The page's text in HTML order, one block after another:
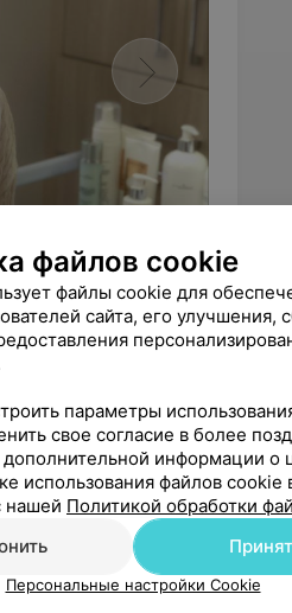
ул. Кольцова, 37
файлов cookie
файлы cookie для
сайта, его улучшения,
параметры
свое согласие в более
информации о
использования файлов
нашей Политикой обработки
Персональные настройки Cookie